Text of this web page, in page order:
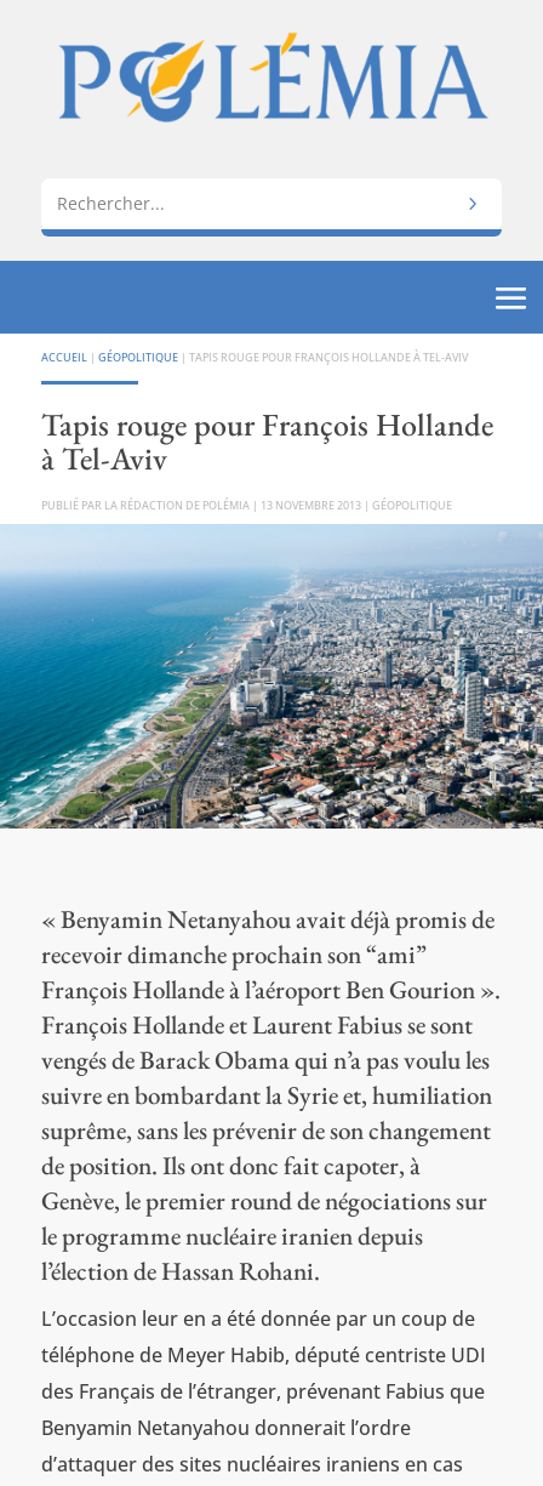
ACCUEIL | GÉOPOLITIQUE| TAPIS ROUGE POUR FRANÇOIS HOLLANDE À TEL-AVIV
Tapis rouge pour François Hollande
à Tel-Aviv
PAR LA RÉDACTION DE POLÉMIA | 13 NOVEMBRE 2013| GÉOPOLITIQUE
« Benyamin Netanyahou avait déjà promis de
recevoir dimanche prochain son “ami”
François Hollande à l’aéroport Ben Gourion ».
François Hollande et Laurent Fabius se sont
vengés de Barack Obama qui n’a pas voulu les
suivre en bombardant la Syrie et, humiliation
suprême, sans les prévenir de son changement
de position. Ils ont donc fait capoter, à
Genève, le premier round de négociations sur
le programme nucléaire iranien depuis
l’élection de Hassan Rohani.
L’occasion leur en a été donnée par un coup de
téléphone de Meyer Habib, député centriste UDI
des Français de l’étranger, prévenant Fabius que
Benyamin Netanyahou donnerait l’ordre
d’attaquer des sites nucléaires iraniens en cas